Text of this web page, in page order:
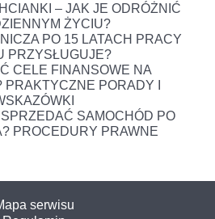
– JAK JE ODRÓŻNIĆ
ŻYCIU?
PO 15 LATACH PRACY
PRZYSŁUGUJE?
CELE FINANSOWE NA
PORADY I
SAMOCHÓD PO
PROCEDURY PRAWNE
serwisu